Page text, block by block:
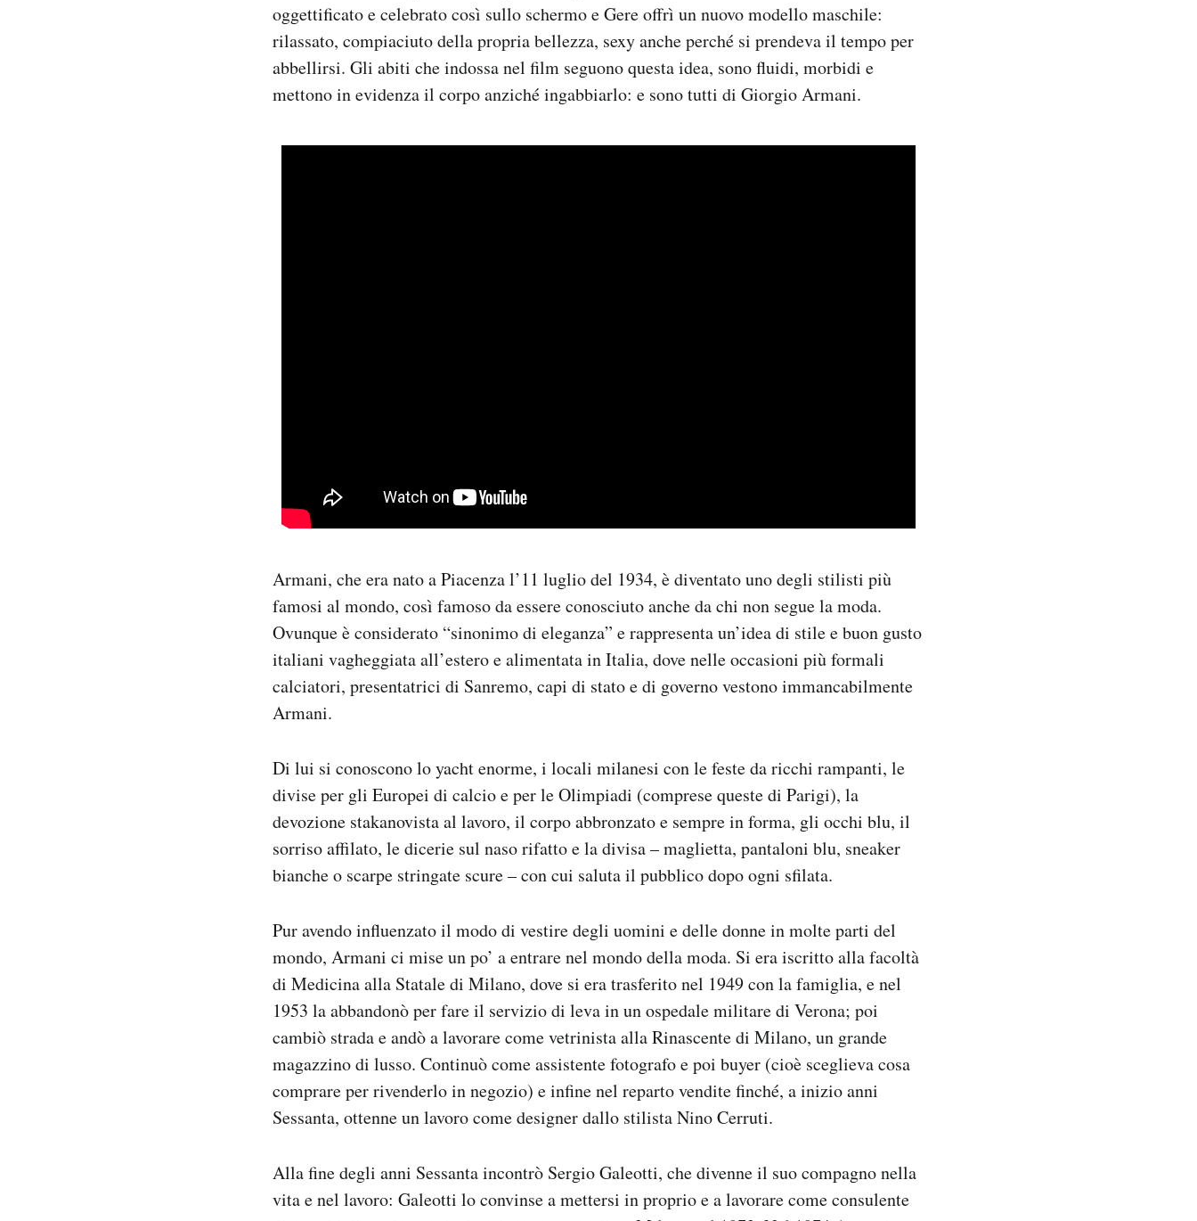
oggettificato e celebrato così sullo schermo e Gere offrì un nuovo modello maschile:
rilassato, compiaciuto della propria bellezza, sexy anche perché si prendeva il tempo per
abbellirsi. Gli abiti che indossa nel film seguono questa idea, sono fluidi, morbidi e
mettono in evidenza il corpo anziché ingabbiarlo: e sono tutti di Giorgio Armani.
Armani, che era nato a Piacenza l’11 luglio del 1934, è diventato uno degli stilisti più
famosi al mondo, così famoso da essere conosciuto anche da chi non segue la moda.
Ovunque è considerato “sinonimo di eleganza” e rappresenta un’idea di stile e buon gusto
italiani vagheggiata all’estero e alimentata in Italia, dove nelle occasioni più formali
calciatori, presentatrici di Sanremo, capi di stato e di governo vestono immancabilmente
Armani.
Di lui si conoscono lo yacht enorme, i locali milanesi con le feste da ricchi rampanti, le
divise per gli Europei di calcio e per le Olimpiadi (comprese queste di Parigi), la
devozione stakanovista al lavoro, il corpo abbronzato e sempre in forma, gli occhi blu, il
sorriso affilato, le dicerie sul naso rifatto e la divisa – maglietta, pantaloni blu, sneaker
bianche o scarpe stringate scure – con cui saluta il pubblico dopo ogni sfilata.
Pur avendo influenzato il modo di vestire degli uomini e delle donne in molte parti del
mondo, Armani ci mise un po’ a entrare nel mondo della moda. Si era iscritto alla facoltà
di Medicina alla Statale di Milano, dove si era trasferito nel 1949 con la famiglia, e nel
1953 la abbandonò per fare il servizio di leva in un ospedale militare di Verona; poi
cambiò strada e andò a lavorare come vetrinista alla Rinascente di Milano, un grande
magazzino di lusso. Continuò come assistente fotografo e poi buyer (cioè sceglieva cosa
comprare per rivenderlo in negozio) e infine nel reparto vendite finché, a inizio anni
Sessanta, ottenne un lavoro come designer dallo stilista Nino Cerruti.
Alla fine degli anni Sessanta incontrò Sergio Galeotti, che divenne il suo compagno nella
vita e nel lavoro: Galeotti lo convinse a mettersi in proprio e a lavorare come consulente